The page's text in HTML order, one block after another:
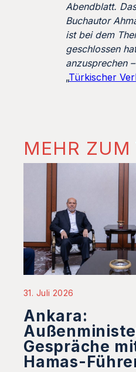
Abendblatt.
Buchautor
ist bei dem
geschlossen
anzusprechen
„Türkischer
MEHR
31. Juli 2026
Ankara:
Gespräche
Hamas-